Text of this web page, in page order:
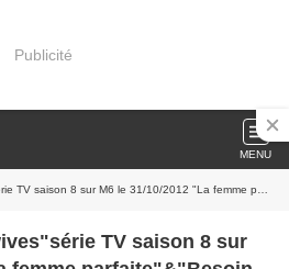
Publicité
MENU
M6 le 31/10/2012 "La femme parfaite"&"Besoin d'aide".Résumés & vidéos
TV saison 8 sur